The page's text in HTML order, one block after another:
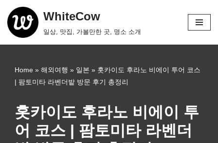
콘
텐
WhiteCow
일상, 맛집, 가볼만한 곳, 명소 소개
Home » 해외여행 » 일본 » 홋카이도 후라노 비에이 투어 코스
| 팜토미타 라벤더밭 방문 후기 총정리
홋카이도 후라노 비에이 투
어 코스 | 팜토미타 라벤더